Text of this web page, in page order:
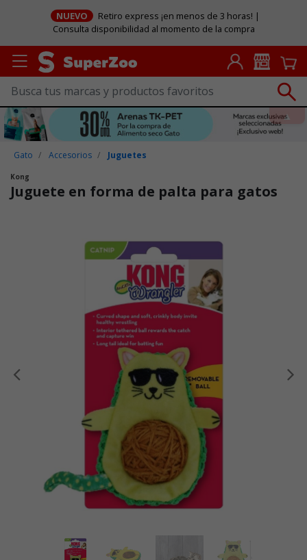
NUEVO
Retiro express ¡en menos de 3 horas! |
Consulta disponibilidad al momento de la compra
Gato Accesorios Juguetes
Kong
Juguete en forma de palta para gatos
Anterior